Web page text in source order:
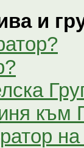
и
към